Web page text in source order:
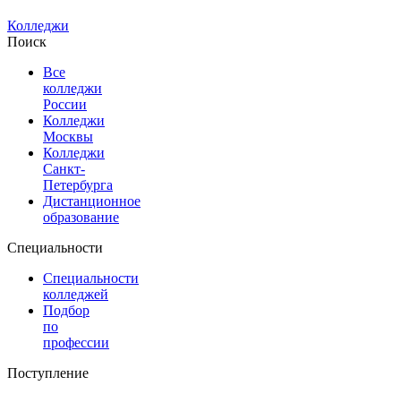
Колледжи
Поиск
Все
колледжи
России
Колледжи
Москвы
Колледжи
Санкт-
Петербурга
Дистанционное
образование
Специальности
Специальности
колледжей
Подбор
по
профессии
Поступление